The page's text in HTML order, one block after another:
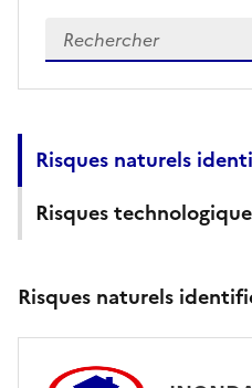
Veuillez renseigner
Risques naturels
Risques
Risques naturels